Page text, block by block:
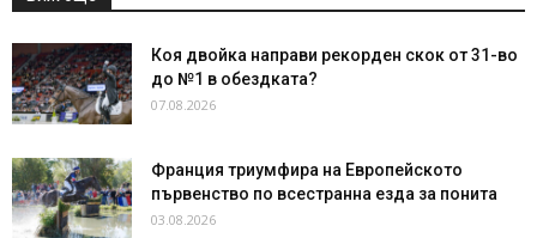
Коя двойка направи рекорден скок от 31-во
до №1 в обездката?
07.08.2026
Франция триумфира на Европейското
първенство по всестранна езда за понита
03.08.2026